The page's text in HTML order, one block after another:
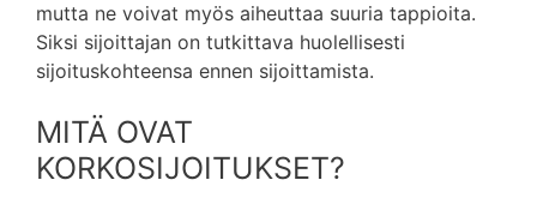
mutta ne voivat myös aiheuttaa suuria tappioita.
Siksi sijoittajan on tutkittava huolellisesti
sijoituskohteensa ennen sijoittamista.
MITÄ OVAT
KORKOSIJOITUKSET?